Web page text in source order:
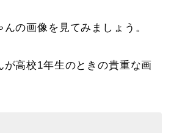
の画像を見てみましょう。
が高校1年生のときの貴重な画